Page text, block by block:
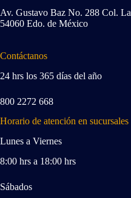
Av. Gustavo Baz No. 288 Col.
54060 Edo. de México
Contáctanos
24 hrs los 365 días del año
800 2272 668
Horario de atención en sucursales
Lunes a Viernes
8:00 hrs a 18:00 hrs
Sábados